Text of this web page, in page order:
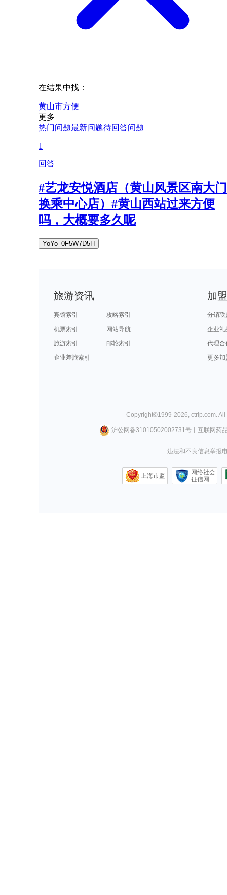
在结果中找：
黄山市方便
更多
热门问题最新问题待回答问题
1
回答
#艺龙安悦酒店（黄山风景区南大门
换乘中心店）#黄山西站过来方便
吗，大概要多久呢
YoYo_0F5W7D5H
旅游资讯
宾馆索引
攻略索引
机票索引
网站导航
旅游索引
邮轮索引
企业差旅索引
加
分销联
企业礼
代理合
更多加
Copyright©1999-2026 ctrip.com .
沪公网备31010502002731号丨 互联网药
违法和不良信息举报
上海市监
网络社会
征信网